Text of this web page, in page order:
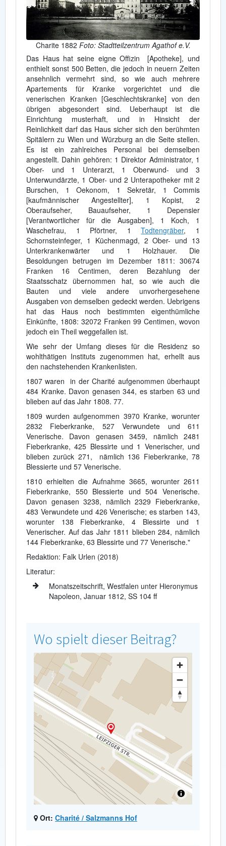
Charite 1882 Foto: Stadtteilzentrum Agathof e.V.
Das Haus hat seine eigne Offizin [Apotheke], und
enthielt sonst 500 Betten, die jedoch in neuern Zeiten
ansehnlich vermehrt sind, so wie auch mehrere
Apartements für Kranke vorgerichtet und die
venerischen Kranken [Geschlechtskranke] von den
übrigen abgesondert sind. Ueberhaupt ist die
Einrichtung musterhaft, und in Hinsicht der
Reinlichkeit darf das Haus sicher sich den berühmten
Spitälern zu Wien und Würzburg an die Seite stellen.
Es ist ein zahlreiches Personal bei demselben
angestellt. Dahin gehören: 1 Direktor Administrator, 1
Ober- und 1 Unterarzt, 1 Oberwund- und 3
Unterwundärzte, 1 Ober- und 2 Unterapotheker mit 2
Burschen, 1 Oekonom, 1 Sekretär, 1 Commis
[kaufmännischer Angestellter], 1 Kopist, 2
Oberaufseher, Bauaufseher, 1 Depensier
[Verantwortlicher für die Ausgaben], 1 Koch, 1
Waschefrau, 1 Pförtner, 1Todtengräber, 1
Schornsteinfeger, 1 Küchenmagd, 2 Ober- und 13
Unterkrankenwärter und 1 Holzhauer. Die
Besoldungen betrugen im Dezember 1811: 30674
Franken 16 Centimen, deren Bezahlung der
Staatsschatz übernommen hat, so wie auch die
Bauten und viele andere unvorhergesehene
Ausgaben von demselben gedeckt werden. Uebrigens
hat das Haus noch bestimmten eigenthümliche
Einkünfte, 1808: 32072 Franken 99 Centimen, wovon
jedoch ein Theil weggefallen ist.
Wie sehr der Umfang dieses für die Residenz so
wohlthätigen Instituts zugenommen hat, erhellt aus
den nachstehenden Krankenlisten.
1807 waren in der Charité aufgenommen überhaupt
484 Kranke. Davon genasen 344, es starben 63 und
blieben auf das Jahr 1808. 77.
1809 wurden aufgenommen 3970 Kranke, worunter
2832 Fieberkranke, 527 Verwundete und 611
Venerische. Davon genasen 3459, nämlich 2481
Fieberkranke, 425 Blessirte und 1 Venerischer, und
blieben zurück 271, nämlich 136 Fieberkranke, 78
Blessierte und 57 Venerische.
1810 erhielten die Aufnahme 3665, worunter 2611
Fieberkranke, 550 Blessierte und 504 Venerische.
Davon genasen 3238, nämlich 2329 Fieberkranke,
483 Verwundete und 426 Venerische; es starben 143,
worunter 138 Fieberkranke, 4 Blessirte und 1
Venerischer. Auf das Jahr 1811 blieben 284, nämlich
144 Fieberkranke, 63 Blessirte und 77 Venerische."
Redaktion: Falk Urlen (2018)
Literatur:
Monatszeitschrift, Westfalen unter Hieronymus
Napoleon, Januar 1812, SS 104 ff
Wo spielt dieser Beitrag?
Ort: Charité / Salzmanns Hof